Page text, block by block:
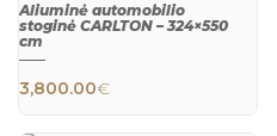
Aliuminė automobilio
stoginė CARLTON – 324×550
cm
3,800.00€